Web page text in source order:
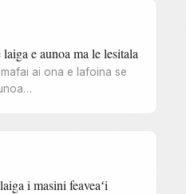
e aunoa ma le lesitala
ai ona e lafoina se
i masini feaveaʻi